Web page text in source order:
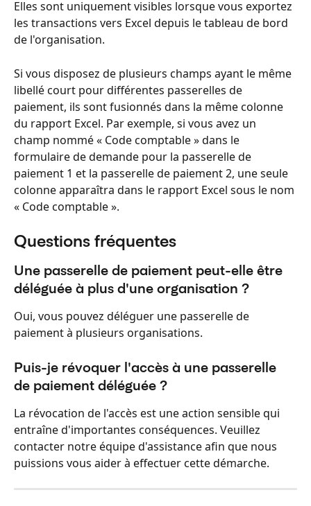
Elles sont uniquement visibles lorsque vous exportez
les transactions vers Excel depuis le tableau de bord
de l'organisation.
Si vous disposez de plusieurs champs ayant le même
libellé court pour différentes passerelles de
paiement, ils sont fusionnés dans la même colonne
du rapport Excel. Par exemple, si vous avez un
champ nommé « Code comptable » dans le
formulaire de demande pour la passerelle de
paiement 1 et la passerelle de paiement 2, une seule
colonne apparaîtra dans le rapport Excel sous le nom
« Code comptable ».
Questions fréquentes
Une passerelle de paiement peut-elle être
déléguée à plus d'une organisation ?
Oui, vous pouvez déléguer une passerelle de
paiement à plusieurs organisations.
Puis-je révoquer l'accès à une passerelle
de paiement déléguée ?
La révocation de l'accès est une action sensible qui
entraîne d'importantes conséquences. Veuillez
contacter notre équipe d'assistance afin que nous
puissions vous aider à effectuer cette démarche.